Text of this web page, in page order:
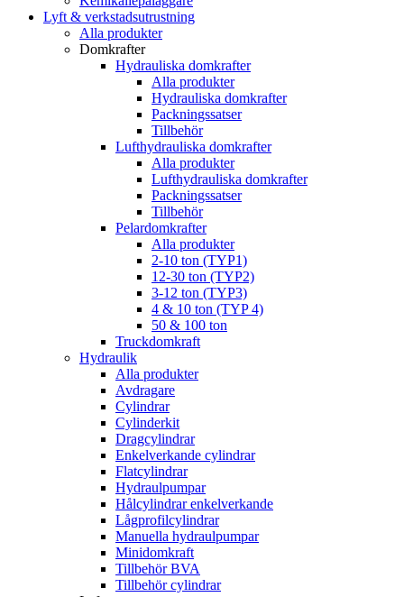
Lyft & verkstadsutrustning
Alla produkter
Domkrafter
Hydrauliska domkrafter
Alla produkter
Hydrauliska domkrafter
Packningssatser
Tillbehör
Lufthydrauliska domkrafter
Alla produkter
Lufthydrauliska domkrafter
Packningssatser
Tillbehör
Pelardomkrafter
Alla produkter
2-10 ton (TYP1)
12-30 ton (TYP2)
3-12 ton (TYP3)
4 & 10 ton (TYP 4)
50 & 100 ton
Truckdomkraft
Hydraulik
Alla produkter
Avdragare
Cylindrar
Cylinderkit
Dragcylindrar
Enkelverkande cylindrar
Flatcylindrar
Hydraulpumpar
Hålcylindrar enkelverkande
Lågprofilcylindrar
Manuella hydraulpumpar
Minidomkraft
Tillbehör BVA
Tillbehör cylindrar